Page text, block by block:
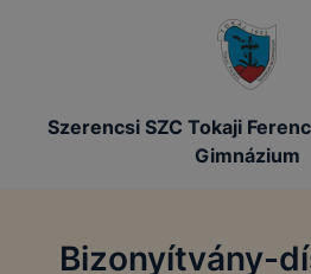
Szerencsi SZC Tokaji
Gimnázium
Bizonyítvány-